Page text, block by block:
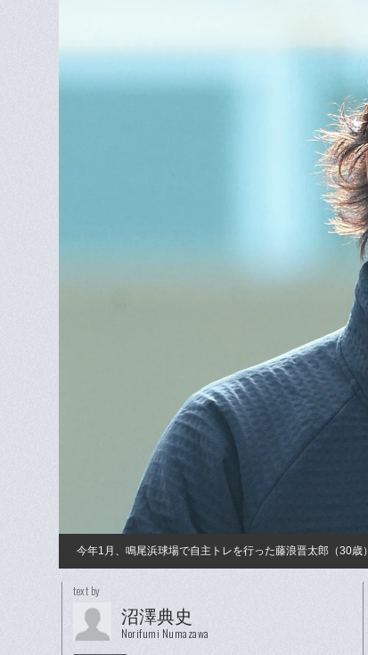
今年1月、鳴尾浜球場で自主トレを行った藤浪晋太郎（30歳）
text by
沼澤典史
Norifumi Numazawa